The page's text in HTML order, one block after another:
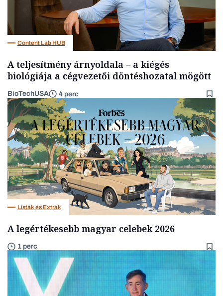
Content Lab HUB
A teljesítmény árnyoldala – a kiégés
biológiája a cégvezetői döntéshozatal mögött
BioTechUSA 4 perc
Listák és Extrák
A legértékesebb magyar celebek 2026
1 perc